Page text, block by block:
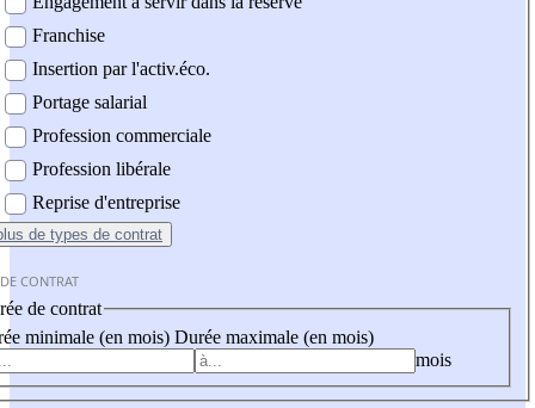
Franchise
Insertion par l'activ.éco.
Portage salarial
Profession commerciale
Profession libérale
Reprise d'entreprise
de types de contrat
CONTRAT
de contrat
minimale (en mois) Durée maximale (en mois)
mois